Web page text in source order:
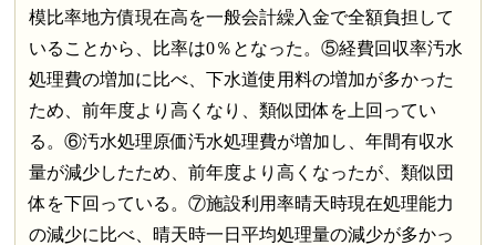
模比率地方債現在高を一般会計繰入金で全額負担して
いることから、比率は0％となった。⑤経費回収率汚水
処理費の増加に比べ、下水道使用料の増加が多かった
ため、前年度より高くなり、類似団体を上回ってい
る。⑥汚水処理原価汚水処理費が増加し、年間有収水
量が減少したため、前年度より高くなったが、類似団
体を下回っている。⑦施設利用率晴天時現在処理能力
の減少に比べ、晴天時一日平均処理量の減少が多かっ